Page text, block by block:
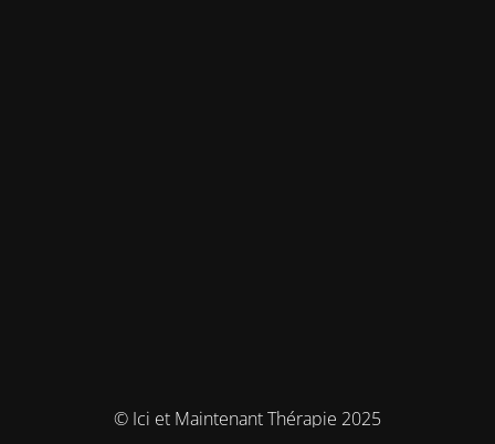
© Ici et Maintenant Thérapie 2025